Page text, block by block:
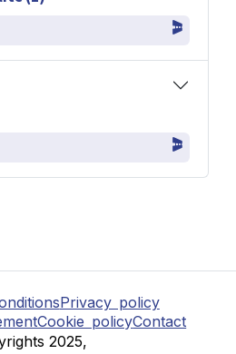
Privacy policy
Cookie policyContact
2025,